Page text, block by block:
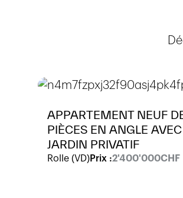
APPARTEMENT NEUF
PIÈCES EN ANGLE
JARDIN PRIVATIF
Rolle (VD)Prix :2'400'000CHF